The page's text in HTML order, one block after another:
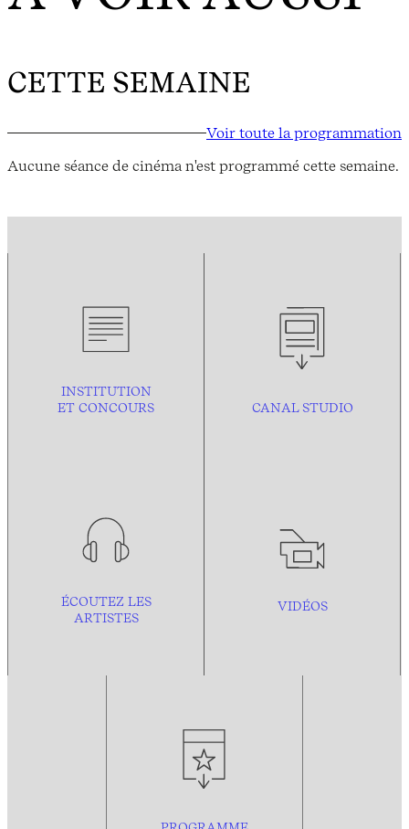
CETTE SEMAINE
Voir toute la programmation
Aucune séance de cinéma n'est programmé cette semaine.
INSTITUTION
ET CONCOURS
CANAL STUDIO
ÉCOUTEZ LES
ARTISTES
VIDÉOS